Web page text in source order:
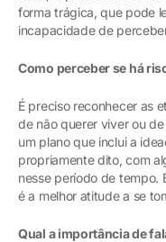
forma trágica, que pode
incapacidade de
Como perceber se há
É preciso reconhecer as
de não querer viver ou
um plano que inclui a
propriamente dito, com
nesse período de tempo.
é a melhor atitude a se
Qual a importância de